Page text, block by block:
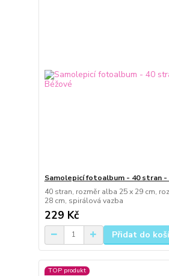
Samolepicí fotoalbum - 40 stran -
40 stran, rozměr alba 25 x 29 cm,
28 cm, spirálová vazba
229 Kč
Přidat do
TOP produkt